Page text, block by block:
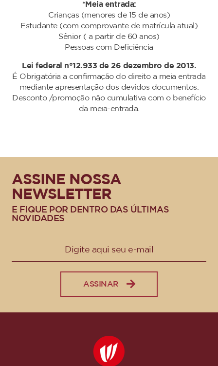
*Meia entrada:
Crianças (menores de 15 de anos)
Estudante (com comprovante de matrícula atual)
Sênior ( a partir de 60 anos)
Pessoas com Deficiência
Lei federal n°12.933 de 26 dezembro de 2013.
É Obrigatória a confirmação do direito a meia entrada
mediante apresentação dos devidos documentos.
Desconto /promoção não cumulativa com o benefício
da meia-entrada.
ASSINE NOSSA
NEWSLETTER
E FIQUE POR DENTRO DAS ÚLTIMAS
NOVIDADES
ASSINAR